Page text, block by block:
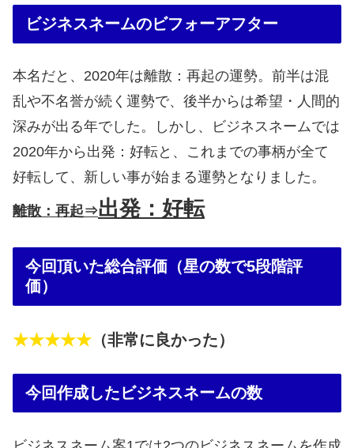
ビジネスネームのビフォーアフター
本名だと、2020年は離散：再起の運勢。前半は混
乱や不名誉が続く運勢で、後半からは希望・人間的
深みが出る年でした。しかし、ビジネスネームでは
2020年から出発：好転と、これまでの事柄が全て
好転して、新しい事が始まる運勢となりました。
離散：再起⇒出発：好転
今回頂いた総合評価（星の数で5段階評
価）
★★★★★ （非常に良かった）
今回作成したビジネスネームの数